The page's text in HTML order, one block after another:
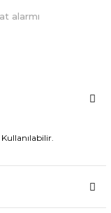
alarmı